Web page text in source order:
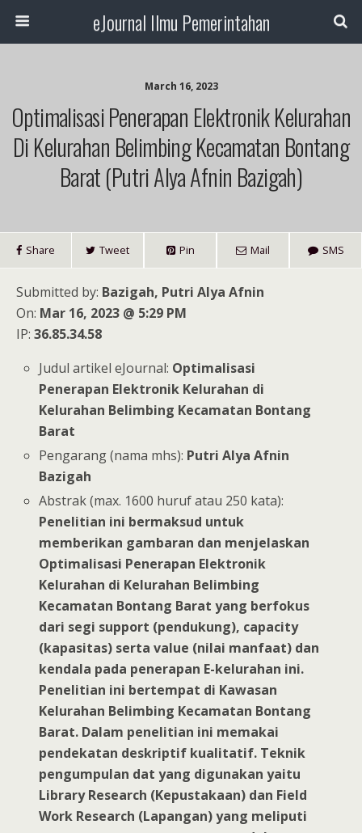
eJournal Ilmu Pemerintahan
March 16, 2023
Optimalisasi Penerapan Elektronik Kelurahan
Di Kelurahan Belimbing Kecamatan Bontang
Barat (Putri Alya Afnin Bazigah)
Share Tweet Pin Mail SMS
Submitted by: Bazigah, Putri Alya Afnin
On: Mar 16, 2023 @ 5:29 PM
IP: 36.85.34.58
Judul artikel eJournal: Optimalisasi
Penerapan Elektronik Kelurahan di
Kelurahan Belimbing Kecamatan Bontang
Barat
Pengarang (nama mhs): Putri Alya Afnin
Bazigah
Abstrak (max. 1600 huruf atau 250 kata):
Penelitian ini bermaksud untuk
memberikan gambaran dan menjelaskan
Optimalisasi Penerapan Elektronik
Kelurahan di Kelurahan Belimbing
Kecamatan Bontang Barat yang berfokus
dari segi support (pendukung), capacity
(kapasitas) serta value (nilai manfaat) dan
kendala pada penerapan E-kelurahan ini.
Penelitian ini bertempat di Kawasan
Kelurahan Belimbing Kecamatan Bontang
Barat. Dalam penelitian ini memakai
pendekatan deskriptif kualitatif. Teknik
pengumpulan dat yang digunakan yaitu
Library Research (Kepustakaan) dan Field
Work Research (Lapangan) yang meliputi